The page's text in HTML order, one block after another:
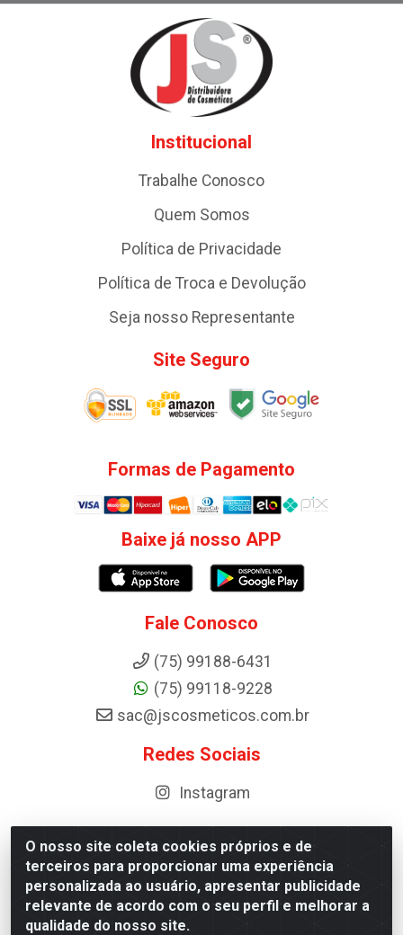
O nosso site coleta cookies próprios e de
terceiros para proporcionar uma experiência
personalizada ao usuário, apresentar publicidade
relevante de acordo com o seu perfil e melhorar a
qualidade do nosso site.
Institucional
Trabalhe Conosco
Quem Somos
Política de Privacidade
Política de Troca e Devolução
Seja nosso Representante
Site Seguro
Formas de Pagamento
Baixe já nosso APP
Fale Conosco
(75) 99188-6431
(75) 99118-9228
sac@jscosmeticos.com.br
Redes Sociais
Instagram
Distribuidora de Cosméticos Antoneto LTDA - BA-052,
km 87 - Industrial, Ipirá - BA, 44600-000 - CNPJ
10.984.107/0001-75